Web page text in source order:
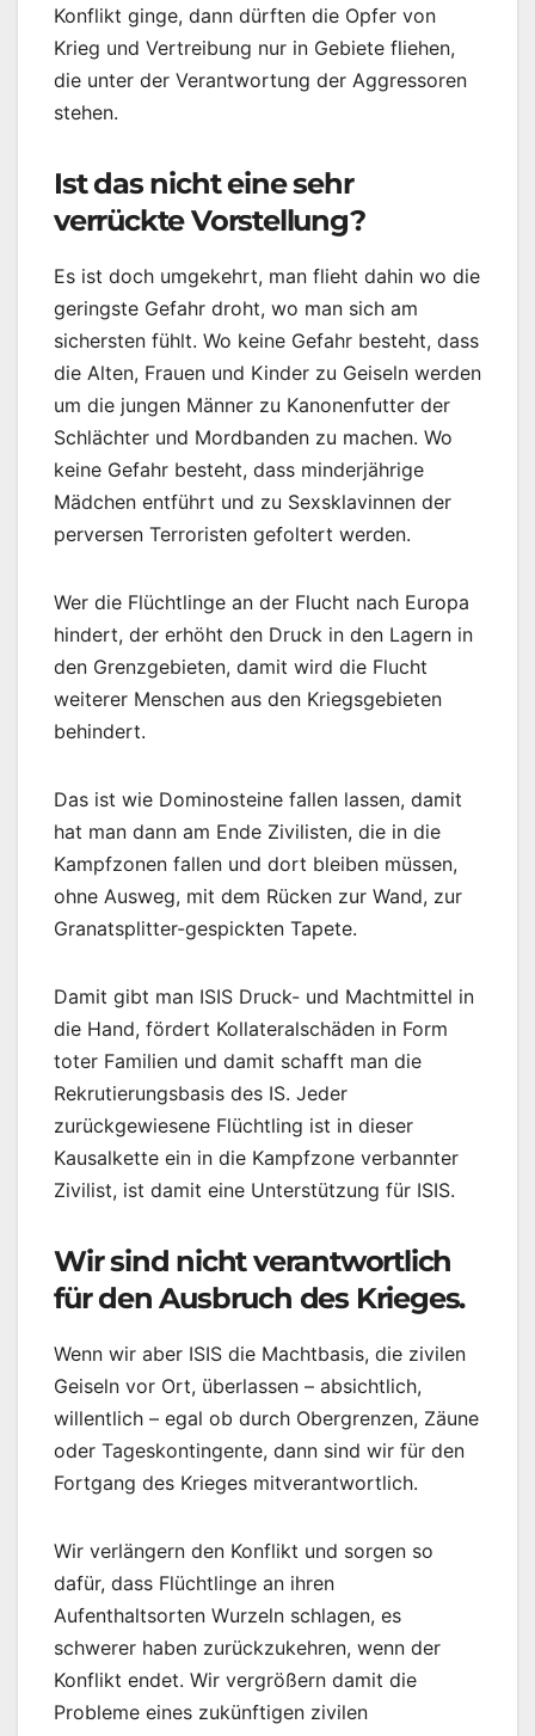
Konflikt ginge, dann dürften die Opfer von
Krieg und Vertreibung nur in Gebiete fliehen,
die unter der Verantwortung der Aggressoren
stehen.
Ist das nicht eine sehr
verrückte Vorstellung?
Es ist doch umgekehrt, man flieht dahin wo die
geringste Gefahr droht, wo man sich am
sichersten fühlt. Wo keine Gefahr besteht, dass
die Alten, Frauen und Kinder zu Geiseln werden
um die jungen Männer zu Kanonenfutter der
Schlächter und Mordbanden zu machen. Wo
keine Gefahr besteht, dass minderjährige
Mädchen entführt und zu Sexsklavinnen der
perversen Terroristen gefoltert werden.
Wer die Flüchtlinge an der Flucht nach Europa
hindert, der erhöht den Druck in den Lagern in
den Grenzgebieten, damit wird die Flucht
weiterer Menschen aus den Kriegsgebieten
behindert.
Das ist wie Dominosteine fallen lassen, damit
hat man dann am Ende Zivilisten, die in die
Kampfzonen fallen und dort bleiben müssen,
ohne Ausweg, mit dem Rücken zur Wand, zur
Granatsplitter-gespickten Tapete.
Damit gibt man ISIS Druck- und Machtmittel in
die Hand, fördert Kollateralschäden in Form
toter Familien und damit schafft man die
Rekrutierungsbasis des IS. Jeder
zurückgewiesene Flüchtling ist in dieser
Kausalkette ein in die Kampfzone verbannter
Zivilist, ist damit eine Unterstützung für ISIS.
Wir sind nicht verantwortlich
für den Ausbruch des Krieges.
Wenn wir aber ISIS die Machtbasis, die zivilen
Geiseln vor Ort, überlassen – absichtlich,
willentlich – egal ob durch Obergrenzen, Zäune
oder Tageskontingente, dann sind wir für den
Fortgang des Krieges mitverantwortlich.
Wir verlängern den Konflikt und sorgen so
dafür, dass Flüchtlinge an ihren
Aufenthaltsorten Wurzeln schlagen, es
schwerer haben zurückzukehren, wenn der
Konflikt endet. Wir vergrößern damit die
Probleme eines zukünftigen zivilen